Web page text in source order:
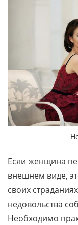
Если женщина
внешнем виде,
своих
недовольства
Необходимо